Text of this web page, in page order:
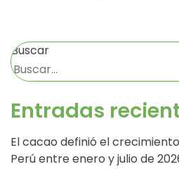
Buscar
Entradas
El cacao definió el
Perú entre enero y julio de